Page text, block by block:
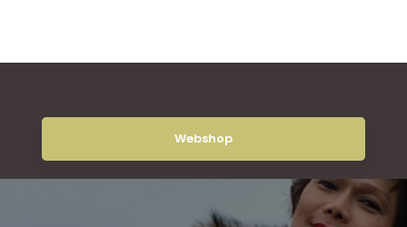
Webshop